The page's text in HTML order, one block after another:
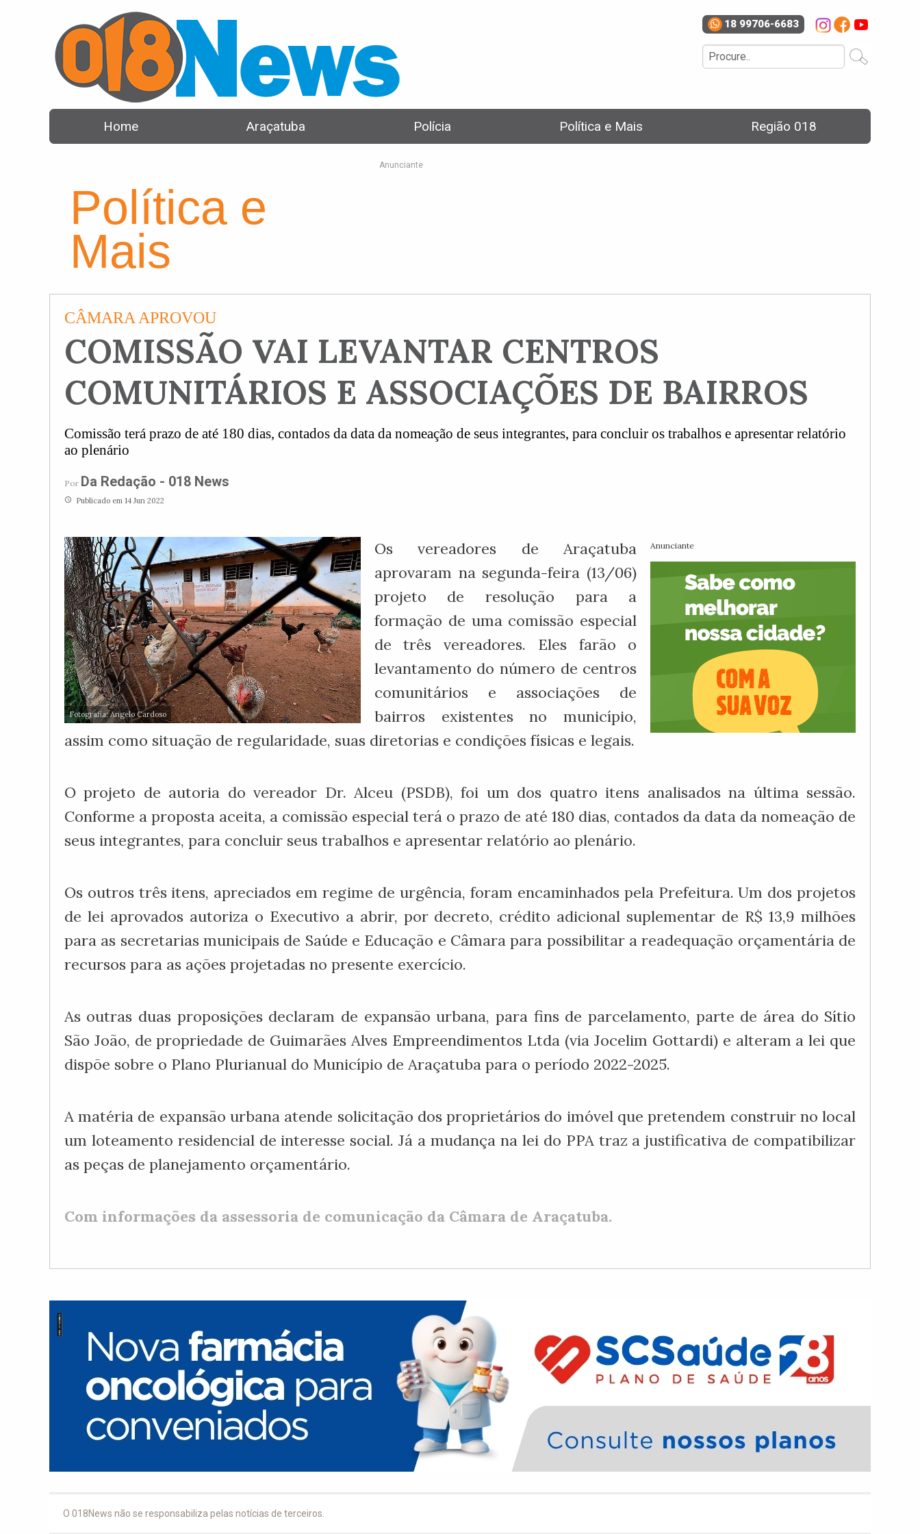
18 99706-6683
Home Araçatuba Polícia Política e Mais Região 018
Política e
Mais
Anunciante
CÂMARA APROVOU
COMISSÃO VAI LEVANTAR CENTROS
COMUNITÁRIOS E ASSOCIAÇÕES DE BAIRROS
Comissão terá prazo de até 180 dias, contados da data da nomeação de seus integrantes, para concluir os trabalhos e apresentar relatório
ao plenário
Por Da Redação - 018 News
access_time Publicado em 14 Jun 2022
Fotografia: Angelo Cardoso
Anunciante
Os vereadores de Araçatuba
aprovaram na segunda-feira (13/06)
projeto de resolução para a
formação de uma comissão especial
de três vereadores. Eles farão o
levantamento do número de centros
comunitários e associações de
bairros existentes no município,
assim como situação de regularidade, suas diretorias e condições físicas e legais.
O projeto de autoria do vereador Dr. Alceu (PSDB), foi um dos quatro itens analisados na última sessão.
Conforme a proposta aceita, a comissão especial terá o prazo de até 180 dias, contados da data da nomeação de
seus integrantes, para concluir seus trabalhos e apresentar relatório ao plenário.
Os outros três itens, apreciados em regime de urgência, foram encaminhados pela Prefeitura. Um dos projetos
de lei aprovados autoriza o Executivo a abrir, por decreto, crédito adicional suplementar de R$ 13,9 milhões
para as secretarias municipais de Saúde e Educação e Câmara para possibilitar a readequação orçamentária de
recursos para as ações projetadas no presente exercício.
As outras duas proposições declaram de expansão urbana, para fins de parcelamento, parte de área do Sítio
São João, de propriedade de Guimarães Alves Empreendimentos Ltda (via Jocelim Gottardi) e alteram a lei que
dispõe sobre o Plano Plurianual do Município de Araçatuba para o período 2022-2025.
A matéria de expansão urbana atende solicitação dos proprietários do imóvel que pretendem construir no local
um loteamento residencial de interesse social. Já a mudança na lei do PPA traz a justificativa de compatibilizar
as peças de planejamento orçamentário.
Com informações da assessoria de comunicação da Câmara de Araçatuba.
O 018News não se responsabiliza pelas notícias de terceiros.